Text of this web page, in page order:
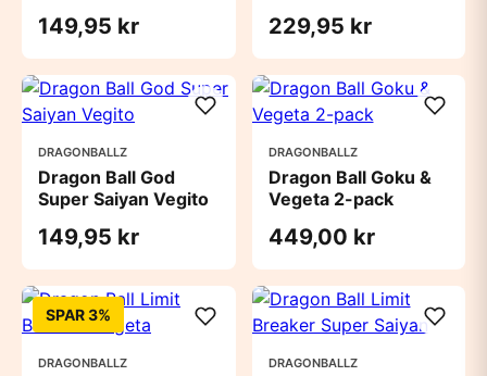
149,95 kr 229,95 kr
DRAGONBALLZ
Dragon Ball God
Super Saiyan Vegito
149,95 kr
DRAGONBALLZ
Dragon Ball Goku &
Vegeta 2-pack
449,00 kr
SPAR 3%
DRAGONBALLZ DRAGONBALLZ